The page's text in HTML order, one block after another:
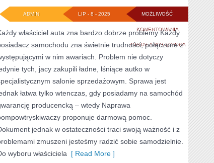
MOŻLIWOŚĆ
KOMENTOWANIAPRAGNIEMY
MIEĆ
PEŁNE
PRZEKONANIE
ZOSTAŁA WYŁĄCZONA
LIP - 8 - 2025
ADMIN
właściciel auta zna bardzo dobrze problemy Każdy
samochodu zna świetnie trudności, połączone z
w nim awariach. Problem nie dotyczy
tych, jacy zakupili ładne, lśniące autko w
salonie sprzedażowym. Sprawa jest
łatwa tylko wtenczas, gdy posiadamy na samochód
producencką – wtedy Naprawa
proponuje darmową pomoc.
jednak w ostateczności traci swoją ważność i z
zmuszeni jesteśmy radzić sobie samodzielnie.
wyboru właściciela [ Read More ]